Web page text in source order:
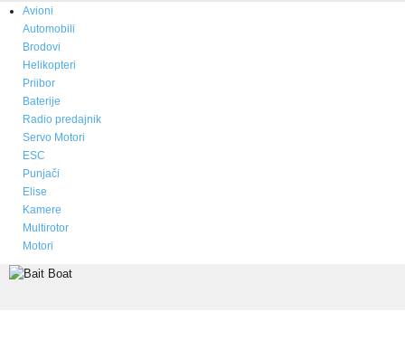
Aktuelno
ONLINE SHOP
MULTICOPTER
RC AVIONI
Modeli aviona
Prodaja i cene aviona
Rezervni delovi - boje - izgled
Avioni
Automobili
Brodovi
Helikopteri
Priibor
Baterije
Radio predajnik
Servo Motori
ESC
Punjači
Elise
Kamere
Multirotor
Motori